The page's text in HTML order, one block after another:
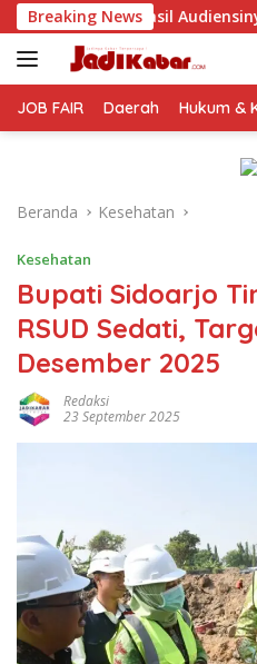
Langsung
ke
konten
Breaking NewsDJP Jawa Timur
JOB FAIR Daerah Hukum &
Beranda Kesehatan
Kesehatan
Bupati Sidoarjo
RSUD Sedati,
Desember 2025
Redaksi
23 September 2025